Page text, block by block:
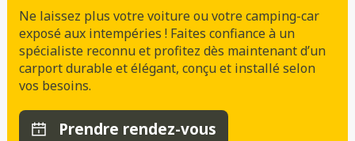
Ne laissez plus votre voiture ou votre camping-car
exposé aux intempéries ! Faites confiance à un
spécialiste reconnu et profitez dès maintenant d’un
carport durable et élégant, conçu et installé selon
vos besoins.
Prendre rendez-vous